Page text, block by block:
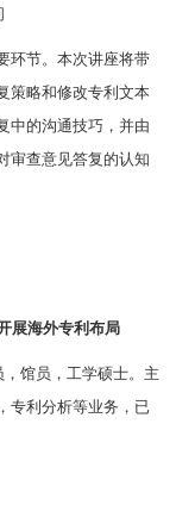
环节。本次讲座将带
策略和修改专利文本
中的沟通技巧，并由
审查意见答复的认知
展海外专利布局
馆员，工学硕士。主
专利分析等业务，已